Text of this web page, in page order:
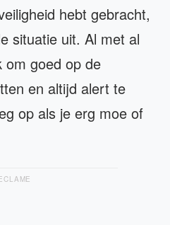
hebt gebracht,
situatie uit. Al met al
om goed op de
en altijd alert te
op als je erg moe of